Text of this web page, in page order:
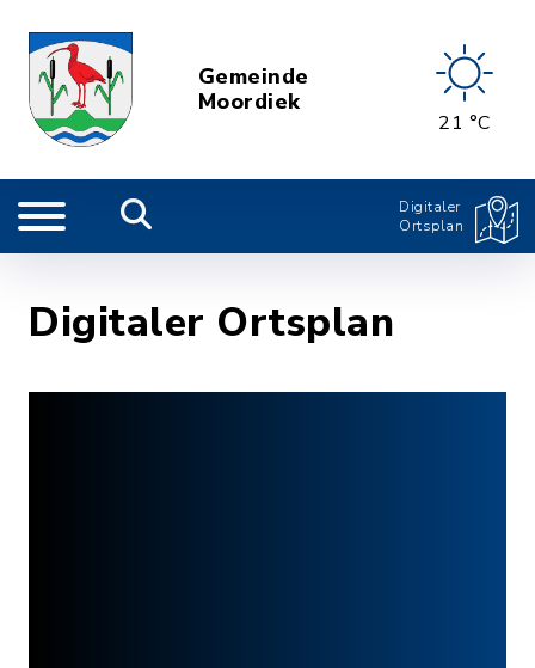
Gemeinde
Moordiek
21 °C
Digitaler
Ortsplan
Digitaler Ortsplan